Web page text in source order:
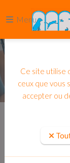
Menu
Ce site utilise
ceux que vous
accepter ou